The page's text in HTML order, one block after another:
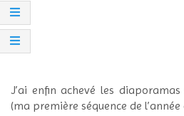
J’ai enfin achevé les
(ma première séquence de